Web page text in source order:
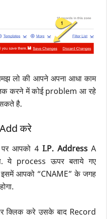
लो की आपने अपना आधा काम
तक करने में कोई problem आ रहे
है.
करे
पर आपको 4I.P. AddressA
ये process ऊपर बताये गए
आपको “CNAME” के जगह
क्लिक करे उसके बाद Record